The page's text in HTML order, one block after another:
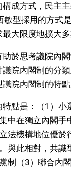
成方式，民主
敏型採用的方式
大限度地擴大多
於思考議院內
院內閣制的分
院內閣制的特
點是：（1）小
中在獨立內閣手
法機構地位優於
與此相對，共識
制（3）聯合內